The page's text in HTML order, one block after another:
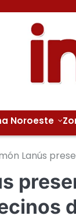
Noroeste
Lanús